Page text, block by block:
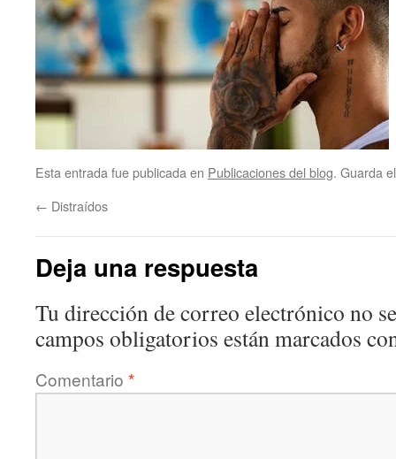
Esta entrada fue publicada en Publicaciones del blog. Guarda
← Distraídos
Deja una respuesta
Tu dirección de correo electrónico no
campos obligatorios están marcados
Comentario *